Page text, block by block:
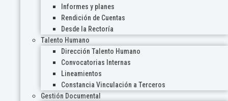
Informes y planes
Rendición de Cuentas
Desde la Rectoría
Talento Humano
Dirección Talento Humano
Convocatorias Internas
Lineamientos
Constancia Vinculación a Terceros
Gestión Documental